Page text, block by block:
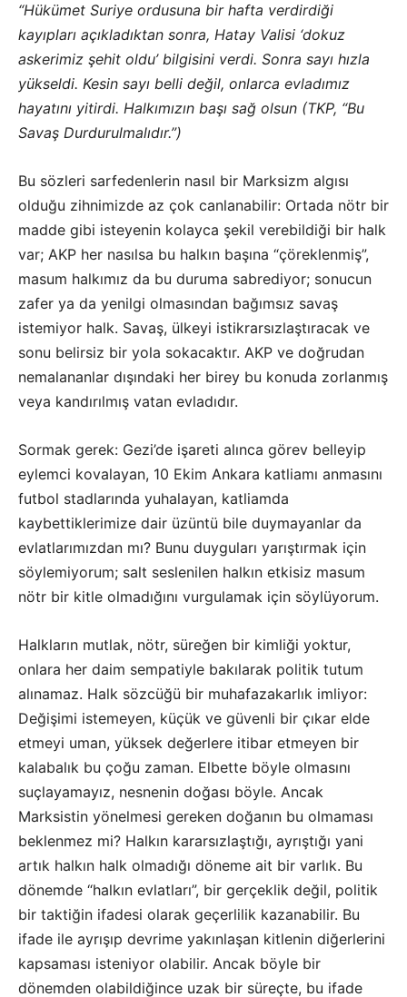
“Hükümet Suriye ordusuna bir hafta verdirdiği
kayıpları açıkladıktan sonra, Hatay Valisi ‘dokuz
askerimiz şehit oldu’ bilgisini verdi. Sonra sayı hızla
yükseldi. Kesin sayı belli değil, onlarca evladımız
hayatını yitirdi. Halkımızın başı sağ olsun (TKP, “Bu
Savaş Durdurulmalıdır.”)
Bu sözleri sarfedenlerin nasıl bir Marksizm algısı
olduğu zihnimizde az çok canlanabilir: Ortada nötr bir
madde gibi isteyenin kolayca şekil verebildiği bir halk
var; AKP her nasılsa bu halkın başına “çöreklenmiş”,
masum halkımız da bu duruma sabrediyor; sonucun
zafer ya da yenilgi olmasından bağımsız savaş
istemiyor halk. Savaş, ülkeyi istikrarsızlaştıracak ve
sonu belirsiz bir yola sokacaktır. AKP ve doğrudan
nemalananlar dışındaki her birey bu konuda zorlanmış
veya kandırılmış vatan evladıdır.
Sormak gerek: Gezi’de işareti alınca görev belleyip
eylemci kovalayan, 10 Ekim Ankara katliamı anmasını
futbol stadlarında yuhalayan, katliamda
kaybettiklerimize dair üzüntü bile duymayanlar da
evlatlarımızdan mı? Bunu duyguları yarıştırmak için
söylemiyorum; salt seslenilen halkın etkisiz masum
nötr bir kitle olmadığını vurgulamak için söylüyorum.
Halkların mutlak, nötr, süreğen bir kimliği yoktur,
onlara her daim sempatiyle bakılarak politik tutum
alınamaz. Halk sözcüğü bir muhafazakarlık imliyor:
Değişimi istemeyen, küçük ve güvenli bir çıkar elde
etmeyi uman, yüksek değerlere itibar etmeyen bir
kalabalık bu çoğu zaman. Elbette böyle olmasını
suçlayamayız, nesnenin doğası böyle. Ancak
Marksistin yönelmesi gereken doğanın bu olmaması
beklenmez mi? Halkın kararsızlaştığı, ayrıştığı yani
artık halkın halk olmadığı döneme ait bir varlık. Bu
dönemde “halkın evlatları”, bir gerçeklik değil, politik
bir taktiğin ifadesi olarak geçerlilik kazanabilir. Bu
ifade ile ayrışıp devrime yakınlaşan kitlenin diğerlerini
kapsaması isteniyor olabilir. Ancak böyle bir
dönemden olabildiğince uzak bir süreçte, bu ifade